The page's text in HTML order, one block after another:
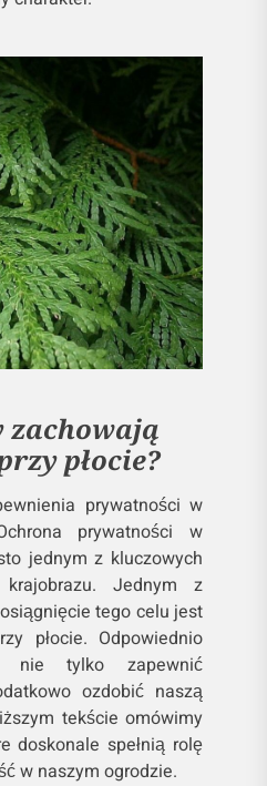
zachowają
płocie?
prywatności w
prywatności w
jednym z kluczowych
krajobrazu. Jednym z
tego celu jest
płocie. Odpowiednio
nie tylko zapewnić
ozdobić naszą
tekście omówimy
doskonale spełnią rolę
w naszym ogrodzie.